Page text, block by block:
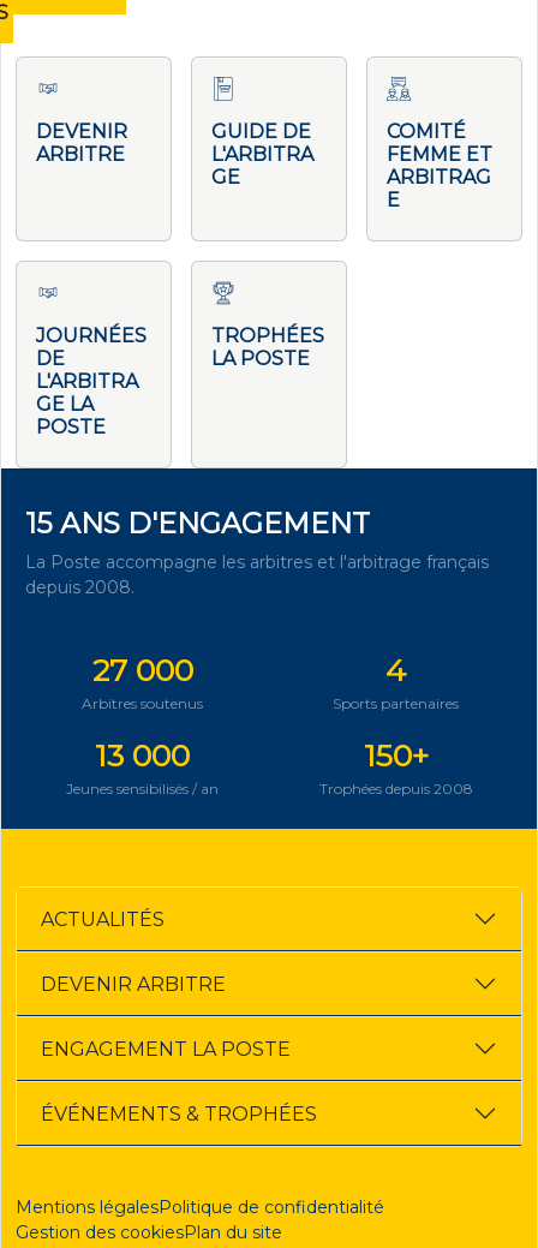
DEVENIR
ARBITRE
GUIDE DE
L'ARBITRA
GE
COMITÉ
FEMME ET
ARBITRAG
E
JOURNÉES
DE
L'ARBITRA
GE LA
POSTE
TROPHÉES
LA POSTE
15 ANS D'ENGAGEMENT
La Poste accompagne les arbitres et l'arbitrage français
depuis 2008.
27 000
Arbitres soutenus
4
Sports partenaires
13 000
Jeunes sensibilisés / an
150+
Trophées depuis 2008
ACTUALITÉS
DEVENIR ARBITRE
ENGAGEMENT LA POSTE
ÉVÉNEMENTS & TROPHÉES
Mentions légalesPolitique de confidentialité
Gestion des cookiesPlan du site